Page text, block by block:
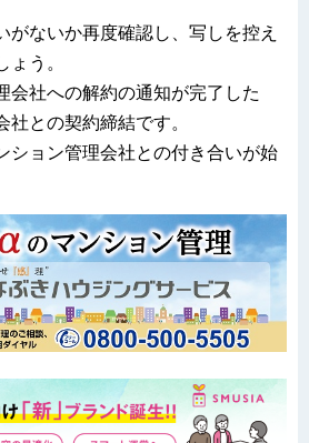
がないか再度確認し、写しを控え
う。
会社への解約の通知が完了した
社との契約締結です。
ション管理会社との付き合いが始